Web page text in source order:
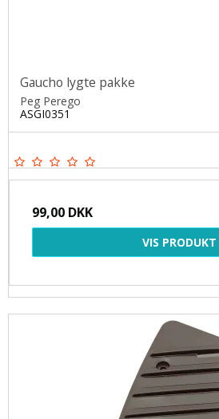
Gaucho lygte pakke
Peg Perego
ASGI0351
99,00 DKK
VIS PRODUKT